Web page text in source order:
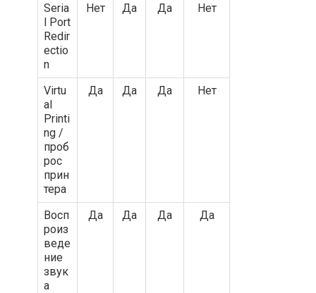
Seria
l Port
Redir
ectio
n
Нет Да Да Нет
Virtu
al
Printi
ng /
проб
рос
прин
тера
Да Да Да Нет
Восп
роиз
веде
ние
звук
а
Да Да Да Да